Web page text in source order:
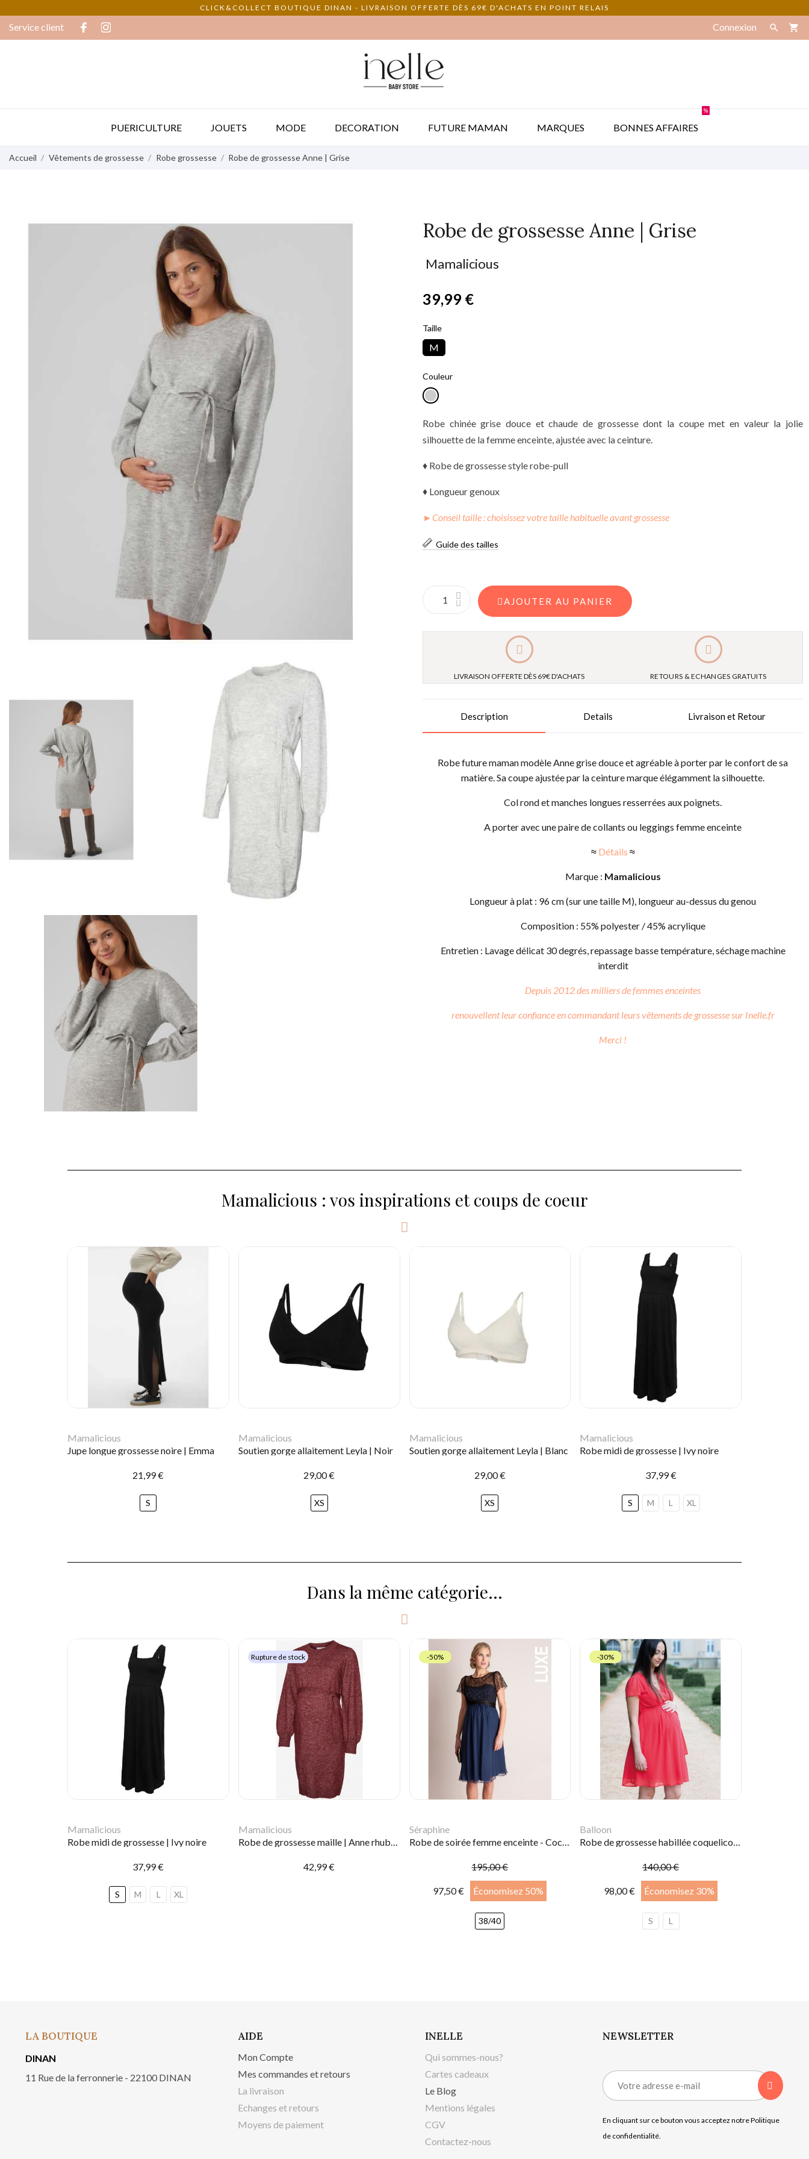
CLICK&COLLECT BOUTIQUE DINAN - LIVRAISON OFFERTE DÈS 69€ D'ACHATS EN POINT RELAIS
Service client Connexion  shopping_cart
PUERICULTURE JOUETS MODE DECORATION FUTURE MAMAN MARQUES BONNES AFFAIRES
%
Accueil Vêtements de grossesse Robe grossesse Robe de grossesse Anne | Grise
Robe de grossesse Anne | Grise
Mamalicious
39,99 €
Taille
M
Couleur
Robe chinée grise douce et chaude de grossesse dont la coupe met en valeur la jolie
silhouette de la femme enceinte, ajustée avec la ceinture.
♦ Robe de grossesse style robe-pull
♦ Longueur genoux
►Conseil taille : choisissez votre taille habituelle avant grossesse
Guide des tailles
AJOUTER AU PANIER
LIVRAISON OFFERTE DÈS 69€ D'ACHATS RETOURS & ECHANGES GRATUITS
Description Details Livraison et Retour
Robe future maman modèle Anne grise douce et agréable à porter par le confort de sa
matière. Sa coupe ajustée par la ceinture marque élégamment la silhouette.
Col rond et manches longues resserrées aux poignets.
A porter avec une paire de collants ou leggings femme enceinte
≈ Détails ≈
Marque : Mamalicious
Longueur à plat : 96 cm (sur une taille M), longueur au-dessus du genou
Composition : 55% polyester / 45% acrylique
​Entretien : Lavage délicat 30 degrés, repassage basse température, séchage machine
interdit
Depuis 2012 des milliers de femmes enceintes
renouvellent leur confianceen commandant leurs vêtements de grossesse sur Inelle.fr
Merci !
Mamalicious : vos inspirations et coups de coeur
Mamalicious
Jupe longue grossesse noire | Emma
21,99 €
S
Mamalicious
Soutien gorge allaitement Leyla | Noir
29,00 €
XS
Mamalicious
Soutien gorge allaitement Leyla | Blanc
29,00 €
XS
Mamalicious
Robe midi de grossesse | Ivy noire
37,99 €
S M L XL
Dans la même catégorie...
Mamalicious
Robe midi de grossesse | Ivy noire
37,99 €
S M L XL
Rupture de stock
Mamalicious
Robe de grossesse maille | Anne rhubarbe
42,99 €
-50%
Séraphine
Robe de soirée femme enceinte - Cocktail
195,00 €
97,50 € Économisez 50%
38/40
-30%
Balloon
Robe de grossesse habillée coquelicot | Sylvia
140,00 €
98,00 € Économisez 30%
S L
LA BOUTIQUE
DINAN
11 Rue de la ferronnerie - 22100 DINAN
AIDE
Mon Compte
Mes commandes et retours
La livraison
Echanges et retours
Moyens de paiement
INELLE
Qui sommes-nous?
Cartes cadeaux
Le Blog
Mentions légales
CGV
Contactez-nous
NEWSLETTER
En cliquant sur ce bouton vous acceptez notre Politique
de confidentialité.